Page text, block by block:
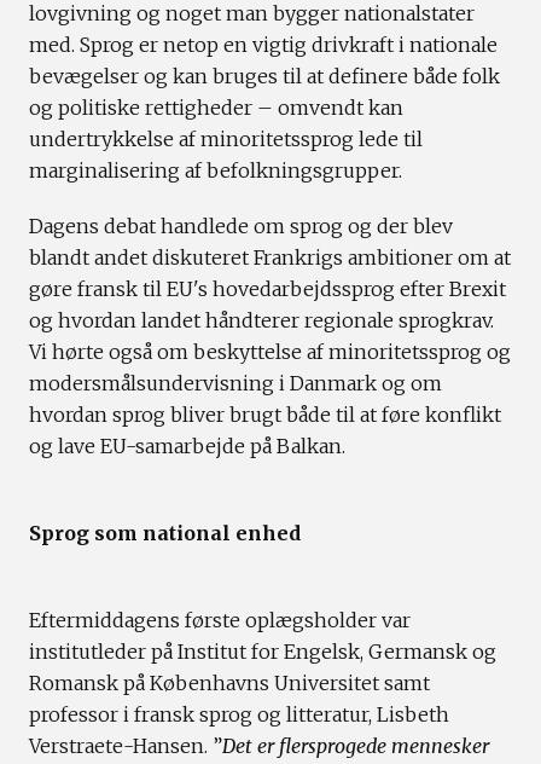
lovgivning og noget man bygger nationalstater
med. Sprog er netop en vigtig drivkraft i nationale
bevægelser og kan bruges til at definere både folk
og politiske rettigheder – omvendt kan
undertrykkelse af minoritetssprog lede til
marginalisering af befolkningsgrupper.
Dagens debat handlede om sprog og der blev
blandt andet diskuteret Frankrigs ambitioner om at
gøre fransk til EU's hovedarbejdssprog efter Brexit
og hvordan landet håndterer regionale sprogkrav.
Vi hørte også om beskyttelse af minoritetssprog og
modersmålsundervisning i Danmark og om
hvordan sprog bliver brugt både til at føre konflikt
og lave EU-samarbejde på Balkan.
Sprog som national enhed
Eftermiddagens første oplægsholder var
institutleder på Institut for Engelsk, Germansk og
Romansk på Københavns Universitet samt
professor i fransk sprog og litteratur, Lisbeth
Verstraete-Hansen. ”Det er flersprogede mennesker